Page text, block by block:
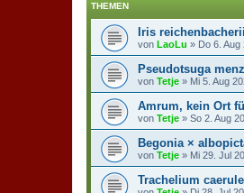
THEMEN
Iris
von LaoLu » Do 6. Aug
Pseudotsuga
von Tetje » Mi 5. Aug
Amrum, kein Ort
von Tetje » So 2. Aug
Begonia ×
von Tetje » Mi 29. Jul
Trachelium